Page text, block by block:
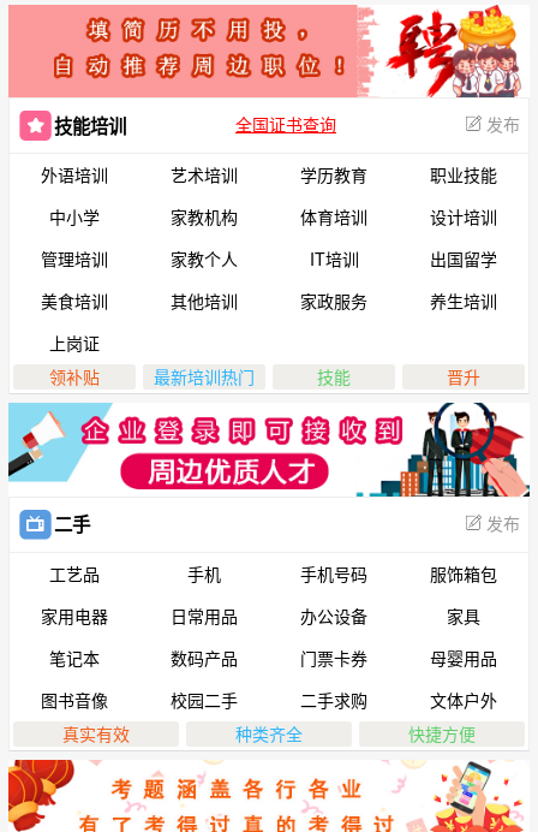
技能培训 发布
全国证书查询
外语培训 艺术培训 学历教育
职业技能
中小学
家教机构 体育培训
设计培训
管理培训
家教个人 IT培训
出国留学
美食培训
其他培训 家政服务
养生培训
上岗证
领补贴
最新培训热门 技能 晋升
二手 发布
工艺品 手机 手机号码
服饰箱包
家用电器
日常用品 办公设备
家具
笔记本
数码产品 门票卡券
母婴用品
图书音像
校园二手 二手求购
文体户外
真实有效
种类齐全 快捷方便